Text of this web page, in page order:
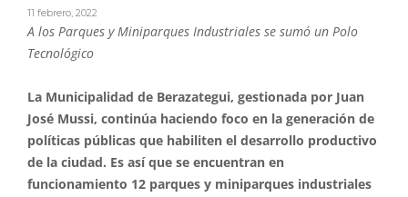
11 febrero, 2022
A los Parques y Miniparques Industriales se sumó un Polo
Tecnológico
La Municipalidad de Berazategui, gestionada por Juan
José Mussi, continúa haciendo foco en la generación de
políticas públicas que habiliten el desarrollo productivo
de la ciudad. Es así que se encuentran en
funcionamiento 12 parques y miniparques industriales